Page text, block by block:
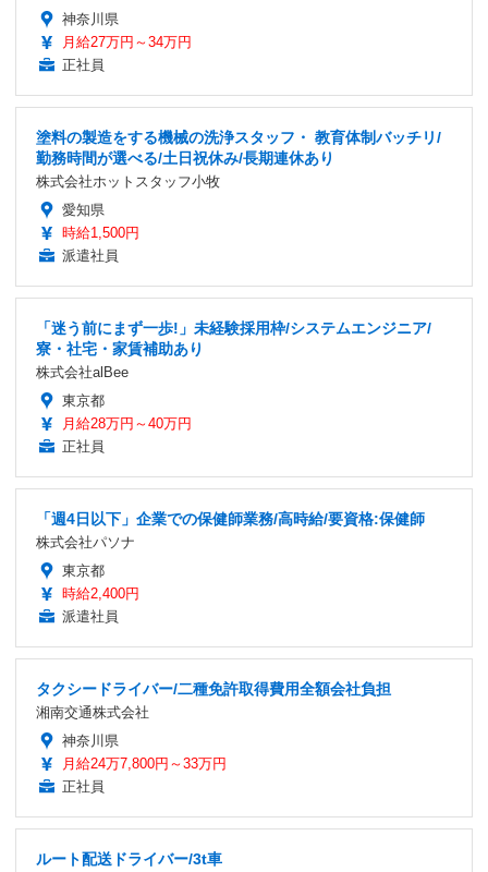
神奈川県
月給27万円～34万円
正社員
塗料の製造をする機械の洗浄スタッフ・ 教育体制バッチリ/
勤務時間が選べる/土日祝休み/長期連休あり
株式会社ホットスタッフ小牧
愛知県
時給1,500円
派遣社員
「迷う前にまず一歩!」未経験採用枠/システムエンジニア/
寮・社宅・家賃補助あり
株式会社alBee
東京都
月給28万円～40万円
正社員
「週4日以下」企業での保健師業務/高時給/要資格:保健師
株式会社パソナ
東京都
時給2,400円
派遣社員
タクシードライバー/二種免許取得費用全額会社負担
湘南交通株式会社
神奈川県
月給24万7,800円～33万円
正社員
ルート配送ドライバー/3t車